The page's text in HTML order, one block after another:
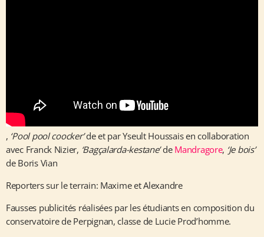
, ‘Pool pool coocker’de et par Yseult Houssais en collaboration
avec Franck Nizier, ‘Bagçalarda-kestane’de Mandragore, ‘Je bois’
de Boris Vian
Reporters sur le terrain: Maxime et Alexandre
Fausses publicités réalisées par les étudiants en composition du
conservatoire de Perpignan, classe de Lucie Prod’homme.